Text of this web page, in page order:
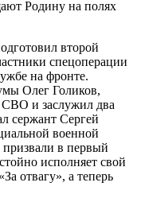
второй
спецоперации
на фронте.
Олег Голиков,
СВО и заслужил два
сержант Сергей
военной
призвали в первый
исполняет свой
отвагу», а теперь